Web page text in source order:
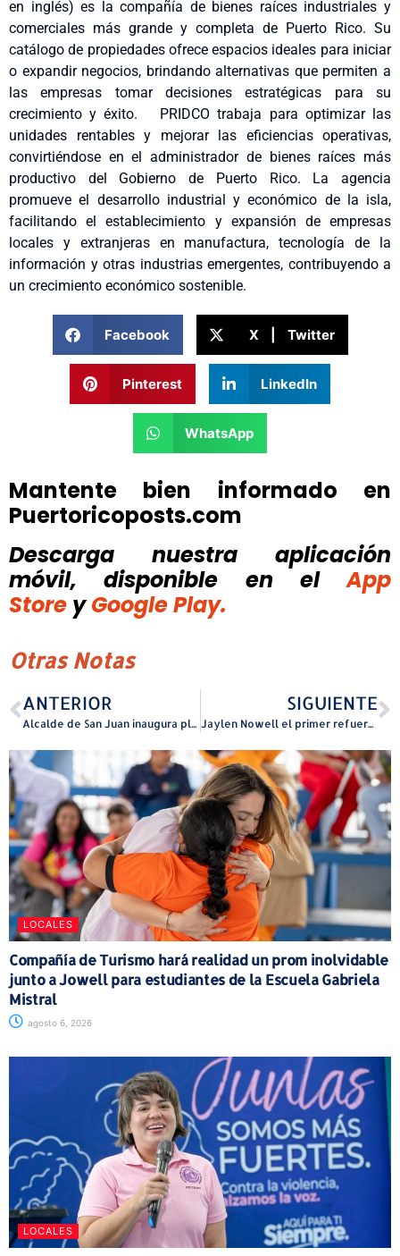
en inglés) es la compañía de bienes raíces industriales y
comerciales más grande y completa de Puerto Rico. Su
catálogo de propiedades ofrece espacios ideales para iniciar
o expandir negocios, brindando alternativas que permiten a
las empresas tomar decisiones estratégicas para su
crecimiento y éxito. PRIDCO trabaja para optimizar las
unidades rentables y mejorar las eficiencias operativas,
convirtiéndose en el administrador de bienes raíces más
productivo del Gobierno de Puerto Rico. La agencia
promueve el desarrollo industrial y económico de la isla,
facilitando el establecimiento y expansión de empresas
locales y extranjeras en manufactura, tecnología de la
información y otras industrias emergentes, contribuyendo a
un crecimiento económico sostenible.
Facebook X | Twitter
Pinterest LinkedIn
WhatsApp
Mantente bien informado en
Puertoricoposts.com
Descarga nuestra aplicación
móvil, disponible
en el
App
Store y Google Play.
Otras Notas
ANTERIOR
Alcalde de San Juan inaugura plantel y nuevo programa educativo San Juan Urbano
SIGUIENTE
Jaylen Nowell el primer refuerzo Gigante
LOCALES
Compañía de Turismo hará realidad un prom inolvidable
junto a Jowell para estudiantes de la Escuela Gabriela
Mistral
agosto 6, 2026
LOCALES